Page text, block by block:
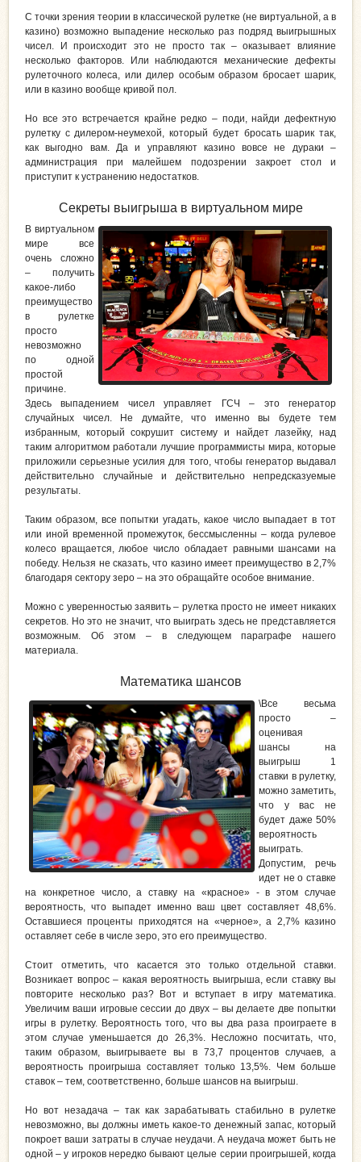
С точки зрения теории в классической рулетке (не виртуальной, а в
казино) возможно выпадение несколько раз подряд выигрышных
чисел. И происходит это не просто так – оказывает влияние
несколько факторов. Или наблюдаются механические дефекты
рулеточного колеса, или дилер особым образом бросает шарик,
или в казино вообще кривой пол.
Но все это встречается крайне редко – поди, найди дефектную
рулетку с дилером-неумехой, который будет бросать шарик так,
как выгодно вам. Да и управляют казино вовсе не дураки –
администрация при малейшем подозрении закроет стол и
приступит к устранению недостатков.
Секреты выигрыша в виртуальном мире
В виртуальном
мире все
очень сложно
– получить
какое-либо
преимущество
в рулетке
просто
невозможно
по одной
простой
причине.
Здесь выпадением чисел управляет ГСЧ – это генератор
случайных чисел. Не думайте, что именно вы будете тем
избранным, который сокрушит систему и найдет лазейку, над
таким алгоритмом работали лучшие программисты мира, которые
приложили серьезные усилия для того, чтобы генератор выдавал
действительно случайные и действительно непредсказуемые
результаты.
Таким образом, все попытки угадать, какое число выпадает в тот
или иной временной промежуток, бессмысленны – когда рулевое
колесо вращается, любое число обладает равными шансами на
победу. Нельзя не сказать, что казино имеет преимущество в 2,7%
благодаря сектору зеро – на это обращайте особое внимание.
Можно с уверенностью заявить – рулетка просто не имеет никаких
секретов. Но это не значит, что выиграть здесь не представляется
возможным. Об этом – в следующем параграфе нашего
материала.
Математика шансов
\Все весьма
просто –
оценивая
шансы на
выигрыш 1
ставки в рулетку,
можно заметить,
что у вас не
будет даже 50%
вероятность
выиграть.
Допустим, речь
идет не о ставке
на конкретное число, а ставку на «красное» - в этом случае
вероятность, что выпадет именно ваш цвет составляет 48,6%.
Оставшиеся проценты приходятся на «черное», а 2,7% казино
оставляет себе в числе зеро, это его преимущество.
Стоит отметить, что касается это только отдельной ставки.
Возникает вопрос – какая вероятность выигрыша, если ставку вы
повторите несколько раз? Вот и вступает в игру математика.
Увеличим ваши игровые сессии до двух – вы делаете две попытки
игры в рулетку. Вероятность того, что вы два раза проиграете в
этом случае уменьшается до 26,3%. Несложно посчитать, что,
таким образом, выигрываете вы в 73,7 процентов случаев, а
вероятность проигрыша составляет только 13,5%. Чем больше
ставок – тем, соответственно, больше шансов на выигрыш.
Но вот незадача – так как зарабатывать стабильно в рулетке
невозможно, вы должны иметь какое-то денежный запас, который
покроет ваши затраты в случае неудачи. А неудача может быть не
одной – у игроков нередко бывают целые серии проигрышей, когда